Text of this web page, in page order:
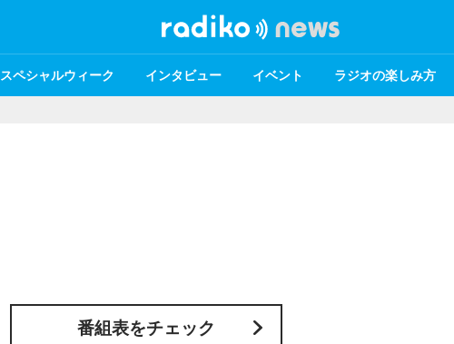
スペシャルウィーク インタビュー イベント ラジオの楽しみ方
番組表をチェック